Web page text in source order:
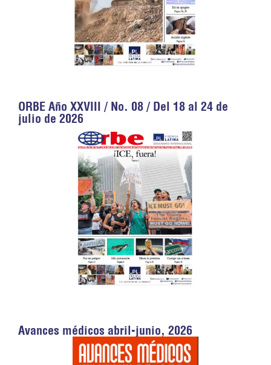
ORBE Año XXVIII / No. 08 / Del 18 al 24 de
julio de 2026
Avances médicos abril-junio, 2026